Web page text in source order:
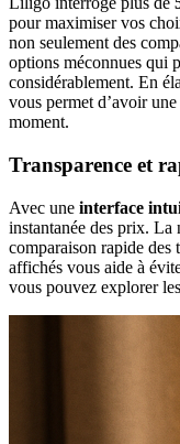
pour maximiser vos
non seulement des
options méconnues qui
considérablement. En
vous permet d’avoir
moment.
Transparence et
Avec une interface
instantanée des prix.
comparaison rapide des
affichés vous aide à
vous pouvez explorer